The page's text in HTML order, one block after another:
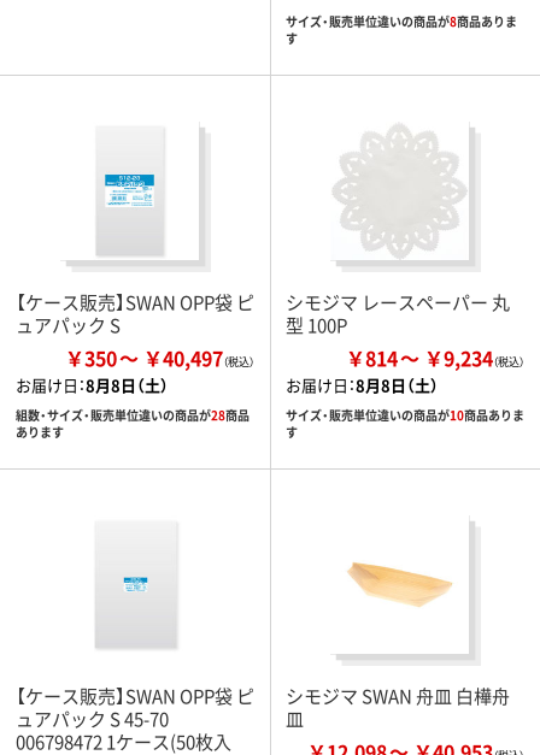
サイズ・販売単位違いの商品が8商品ありま
す
【ケース販売】SWAN OPP袋 ピ
ュアパック S
￥350 ￥40,497
お届け日：8月8日（土）
組数・サイズ・販売単位違いの商品が28商品
あります
シモジマ レースペーパー 丸
型 100P
￥814 ￥9,234
お届け日：8月8日（土）
サイズ・販売単位違いの商品が10商品ありま
す
【ケース販売】SWAN OPP袋 ピ
ュアパック S 45-70
006798472 1ケース(50枚入
シモジマ SWAN 舟皿 白樺舟
皿